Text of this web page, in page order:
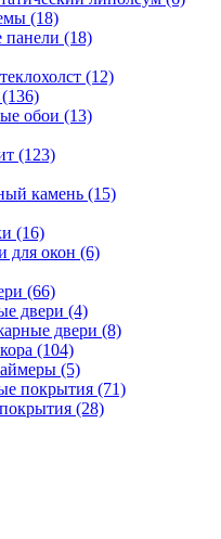
(18)
(18)
(12)
обои (13)
(123)
камень (15)
(16)
для окон (6)
(66)
двери (4)
двери (8)
(104)
(5)
покрытия (71)
(28)